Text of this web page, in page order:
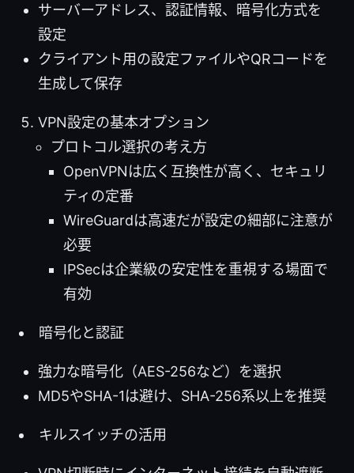
サーバーアドレス、認証情報、暗号化方式を
設定
クライアント用の設定ファイルやQRコードを
生成して保存
VPN設定の基本オプション
プロトコル選択の考え方
OpenVPNは広く互換性が高く、セキュリ
ティの定番
WireGuardは高速だが設定の細部に注意が
必要
IPSecは企業級の安定性を重視する場面で
有効
暗号化と認証
強力な暗号化（AES-256など）を選択
MD5やSHA-1は避け、SHA-256系以上を推奨
キルスイッチの活用